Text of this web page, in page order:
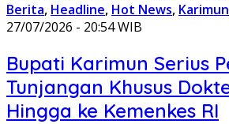
Berita, Headline, Hot News, Karimun
27/07/2026 - 20:54 WIB
Bupati Karimun Serius
Tunjangan Khusus
Hingga ke Kemenkes RI